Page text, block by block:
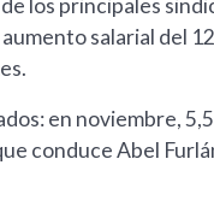
los principales
salarial del
en noviembre,
conduce Abel